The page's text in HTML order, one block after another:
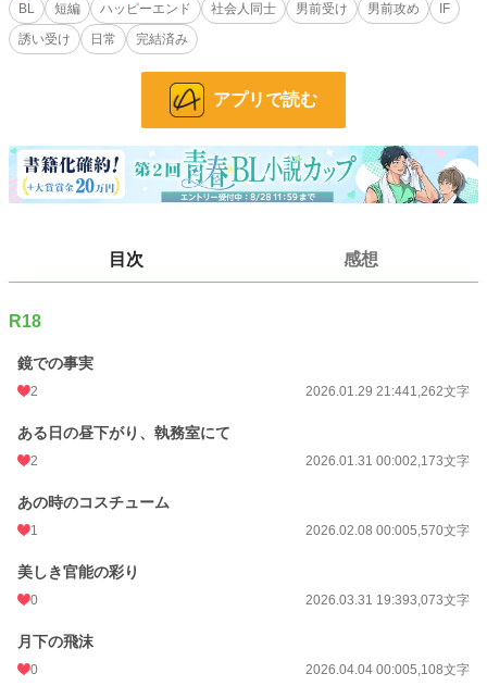
BL 31,436 位 / 31,436 件
文字数 17,186
更新日時 2026.04.04 00:00
2026.04.04 21:05
年間ポイント
BL
短編 ハッピーエンド 社会人同士 男前受け 男前攻め
IF
誘い受け
日常 完結済み
アプリで読む
目次 感想
R18
鏡での事実
2 2026.01.29 21:441,262文字
ある日の昼下がり、執務室にて
2 2026.01.31 00:002,173文字
あの時のコスチューム
1 2026.02.08 00:005,570文字
美しき官能の彩り
0 2026.03.31 19:393,073文字
月下の飛沫
0 2026.04.04 00:005,108文字